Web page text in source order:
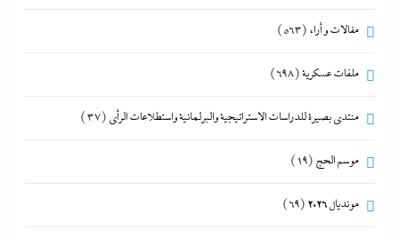
مقالات و أراء (563)
ملفات عسكرية(698)
منتدى بصيرة للدراسات الاستراتيجية والبرلمانية واستطلاعات الرأى (37)
موسم الحج (19)
مونديال 2026 (69)